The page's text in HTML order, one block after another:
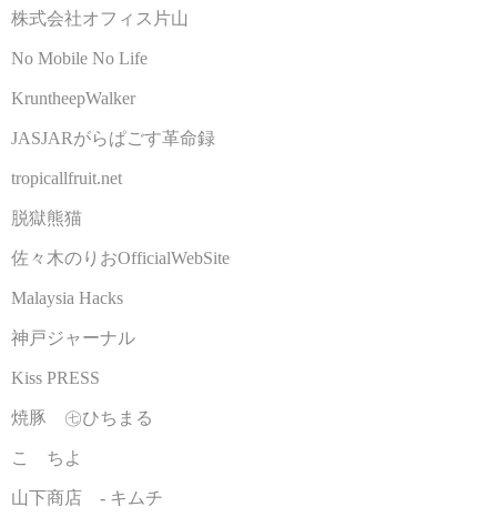
株式会社オフィス片山
No Mobile No Life
KruntheepWalker
JASJARがらぱごす革命録
tropicallfruit.net
脱獄熊猫
佐々木のりおOfficialWebSite
Malaysia Hacks
神戸ジャーナル
Kiss PRESS
焼豚 ㊆ひちまる
こゝちよ
山下商店 - キムチ